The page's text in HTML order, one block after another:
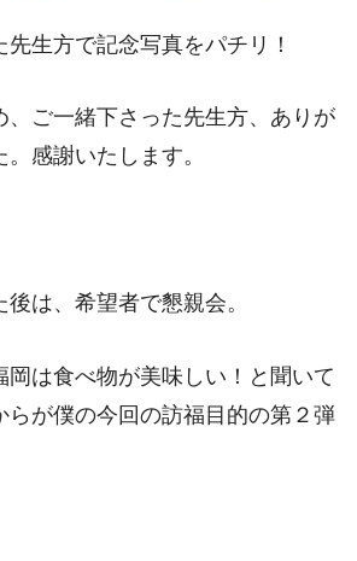
生方で記念写真をパチリ！
、ご一緒下さった先生方、ありが
感謝いたします。
は、希望者で懇親会。
岡は食べ物が美味しい！と聞いて
らが僕の今回の訪福目的の第２弾